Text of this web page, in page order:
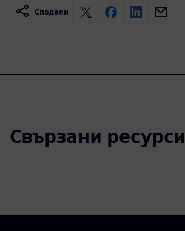
Сподели
Свързани ресурси